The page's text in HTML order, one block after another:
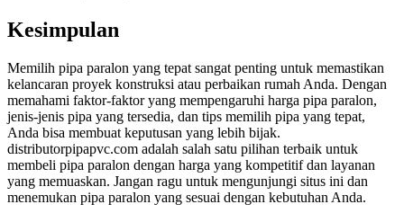
Kesimpulan
Memilih pipa paralon yang tepat sangat penting untuk memastikan
kelancaran proyek konstruksi atau perbaikan rumah Anda. Dengan
memahami faktor-faktor yang mempengaruhi harga pipa paralon,
jenis-jenis pipa yang tersedia, dan tips memilih pipa yang tepat,
Anda bisa membuat keputusan yang lebih bijak.
distributorpipapvc.com adalah salah satu pilihan terbaik untuk
membeli pipa paralon dengan harga yang kompetitif dan layanan
yang memuaskan. Jangan ragu untuk mengunjungi situs ini dan
menemukan pipa paralon yang sesuai dengan kebutuhan Anda.